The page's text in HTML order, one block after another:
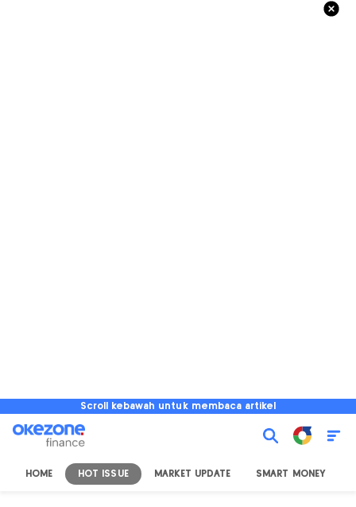
Scroll kebawah untuk membaca artikel
HOME HOT ISSUE MARKET UPDATE SMART MONEY